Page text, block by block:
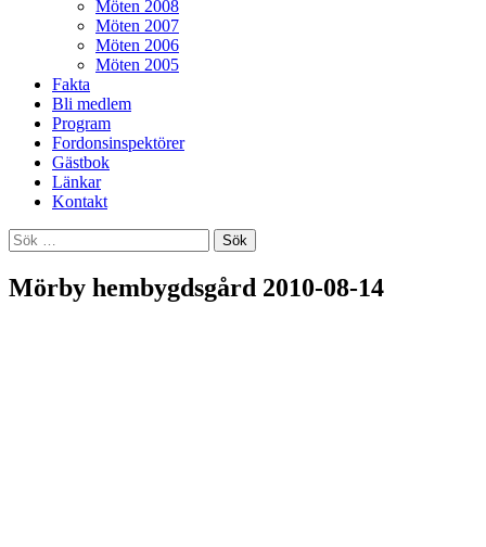
Möten 2008
Möten 2007
Möten 2006
Möten 2005
Fakta
Bli medlem
Program
Fordonsinspektörer
Gästbok
Länkar
Kontakt
Sök
efter:
Mörby hembygdsgård 2010-08-14